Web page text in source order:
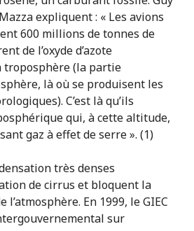
expliquent : « Les avions
600 millions de tonnes de
de l’oxyde d’azote
troposphère (la partie
là où se produisent les
C’est là qu’ils
qui, à cette altitude,
gaz à effet de serre ». (1)
très denses
de cirrus et bloquent la
En 1999, le GIEC
sur